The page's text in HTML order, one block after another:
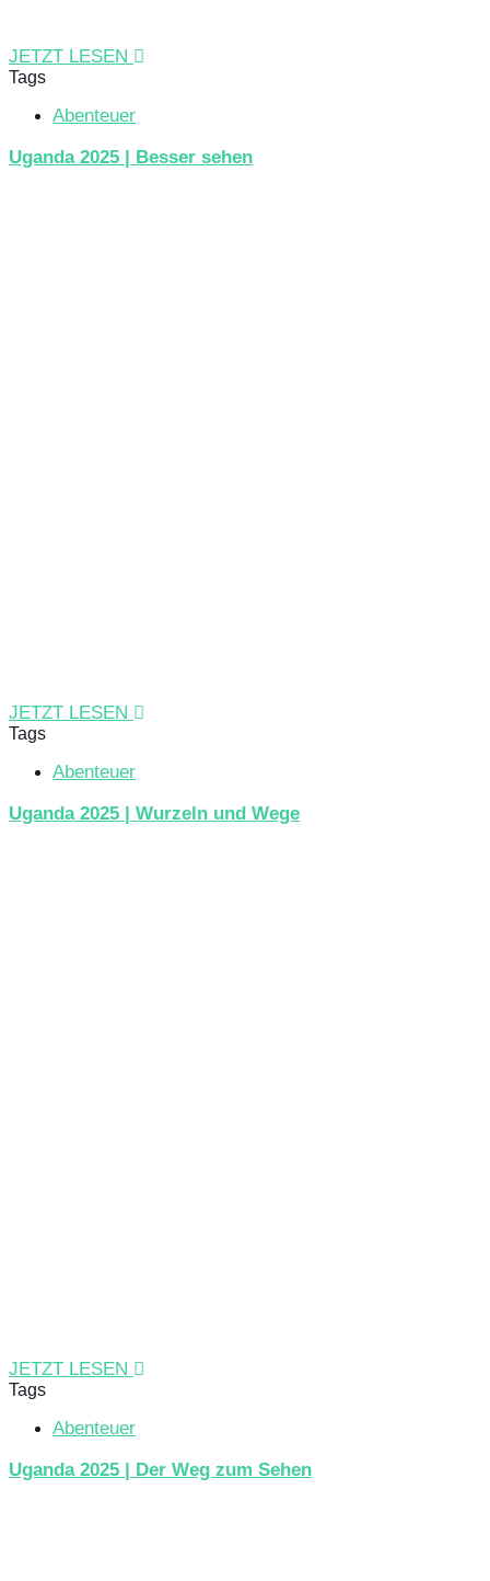
JETZT LESEN
Tags
Abenteuer
Uganda 2025 | Besser sehen
JETZT LESEN
Tags
Abenteuer
Uganda 2025 | Wurzeln und Wege
JETZT LESEN
Tags
Abenteuer
Uganda 2025 | Der Weg zum Sehen